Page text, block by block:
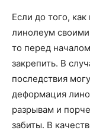
Если до того,
линолеум
то перед
закрепить. В
последствия
деформация
разрывам и
забиты. В